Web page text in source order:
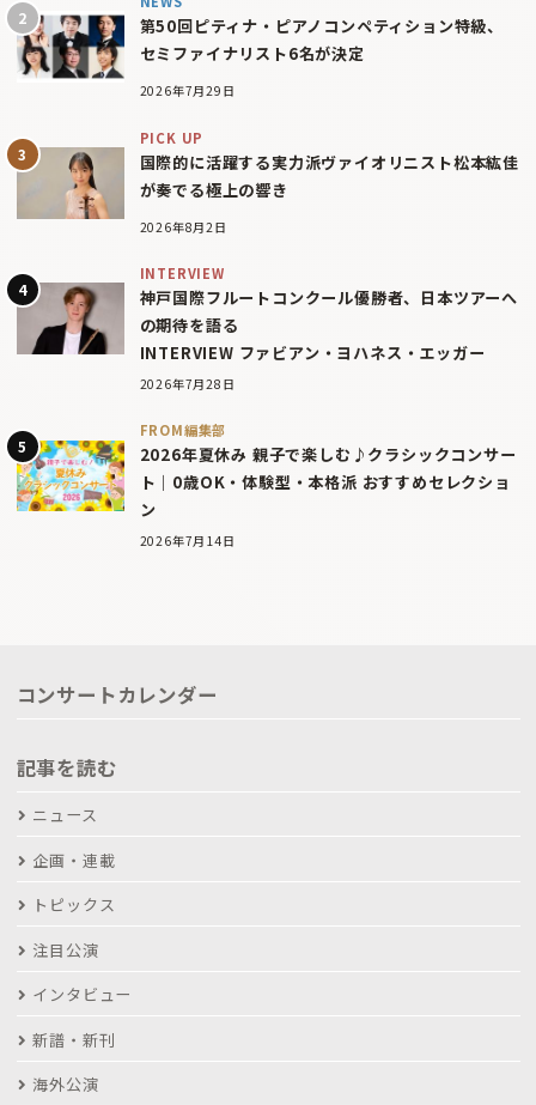
第50回ピティナ・ピアノコンペティション特級、
セミファイナリスト6名が決定
2026年7月29日
PICK UP
国際的に活躍する実力派ヴァイオリニスト松本紘佳
が奏でる極上の響き
2026年8月2日
INTERVIEW
神戸国際フルートコンクール優勝者、日本ツアーへ
の期待を語る
INTERVIEW ファビアン・ヨハネス・エッガー
2026年7月28日
FROM編集部
2026年夏休み 親子で楽しむ♪クラシックコンサー
ト｜0歳OK・体験型・本格派 おすすめセレクショ
ン
2026年7月14日
コンサートカレンダー
記事を読む
ニュース
企画・連載
トピックス
注目公演
インタビュー
新譜・新刊
海外公演